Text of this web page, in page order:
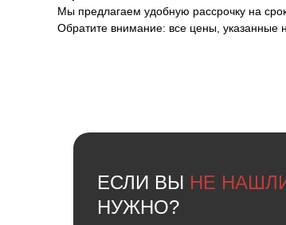
Мы предлагаем удобную рассрочку на
Обратите внимание: все цены, указанные
ЕСЛИ ВЫ НЕ
НУЖНО?